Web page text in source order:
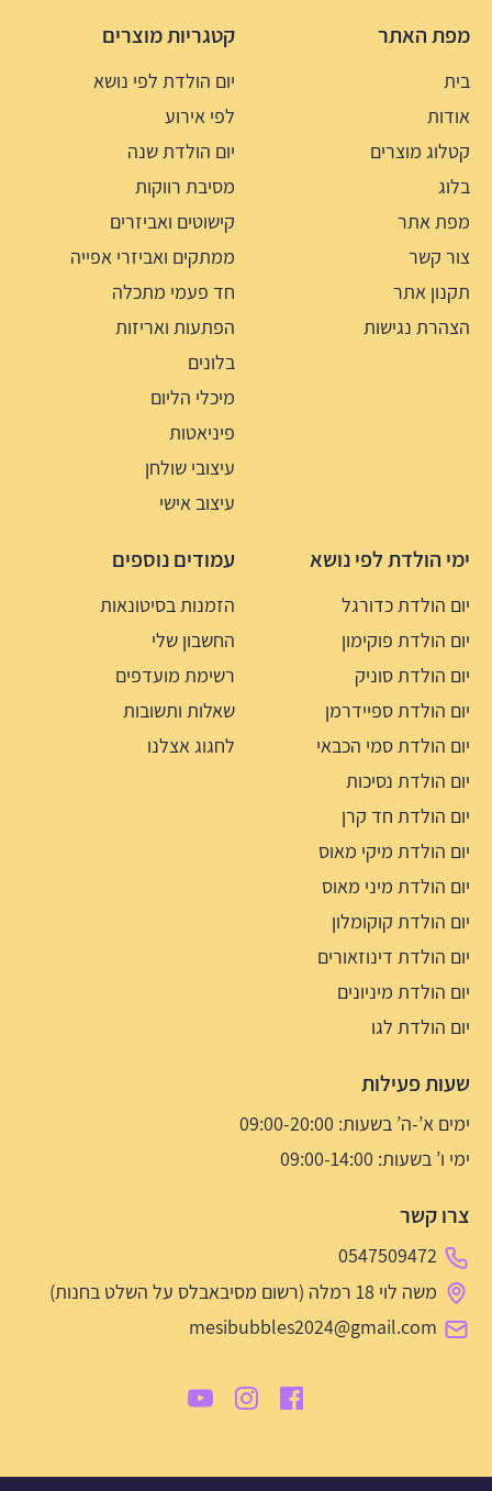
מפת האתר
בית
אודות
קטלוג מוצרים
בלוג
מפת אתר
צור קשר
תקנון אתר
הצהרת נגישות
קטגריות מוצרים
יום הולדת לפי נושא
לפי אירוע
יום הולדת שנה
מסיבת רווקות
קישוטים ואביזרים
ממתקים ואביזרי אפייה
חד פעמי מתכלה
הפתעות ואריזות
בלונים
מיכלי הליום
פיניאטות
עיצובי שולחן
עיצוב אישי
ימי הולדת לפי נושא
יום הולדת כדורגל
יום הולדת פוקימון
יום הולדת סוניק
יום הולדת ספיידרמן
יום הולדת סמי הכבאי
יום הולדת נסיכות
יום הולדת חד קרן
יום הולדת מיקי מאוס
יום הולדת מיני מאוס
יום הולדת קוקומלון
יום הולדת דינוזאורים
יום הולדת מיניונים
יום הולדת לגו
עמודים נוספים
הזמנות בסיטונאות
החשבון שלי
רשימת מועדפים
שאלות ותשובות
לחגוג אצלנו
שעות פעילות
ימים א’-ה’ בשעות: 09:00-20:00
ימי ו’ בשעות: 09:00-14:00
צרו קשר
0547509472
משה לוי 18 רמלה (רשום מסיבאבלס על השלט בחנות)
mesibubbles2024@gmail.com